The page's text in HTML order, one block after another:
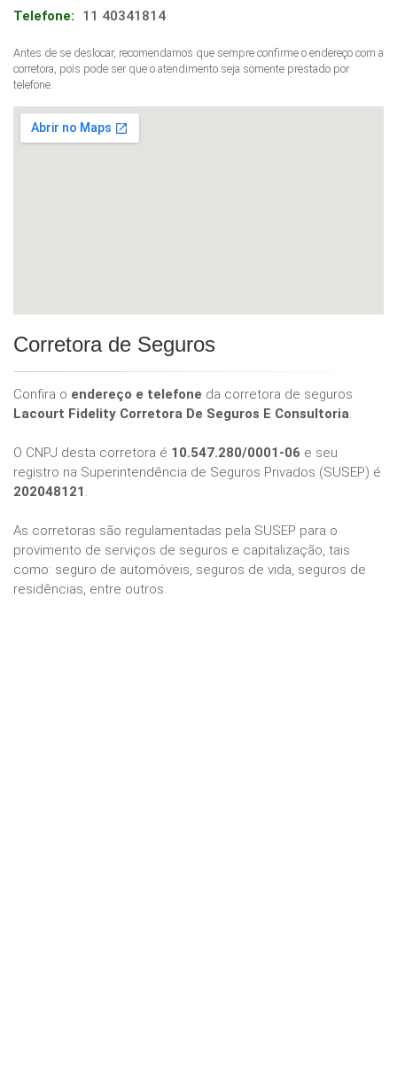
Telefone:
11 40341814
Antes de se deslocar, recomendamos que sempre confirme o endereço com a
corretora, pois pode ser que o atendimento seja somente prestado por
telefone.
Corretora de Seguros
Confira o endereço e telefone da corretora de seguros
Lacourt Fidelity Corretora De Seguros E Consultoria.
O CNPJ desta corretora é 10.547.280/0001-06 e seu
registro na Superintendência de Seguros Privados (SUSEP) é
202048121 .
As corretoras são regulamentadas pela SUSEP para o
provimento de serviços de seguros e capitalização, tais
como: seguro de automóveis, seguros de vida, seguros de
residências, entre outros.